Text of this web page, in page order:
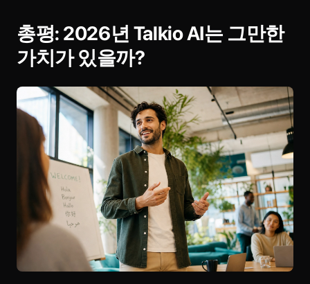
총평: 2026년 Talkio AI는 그만한
가치가 있을까?